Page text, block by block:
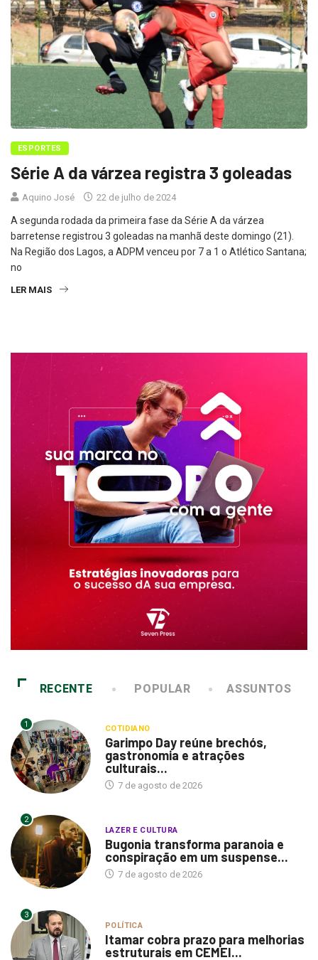
ESPORTES
Série A da várzea registra 3 goleadas
Aquino José 22 de julho de 2024
A segunda rodada da primeira fase da Série A da várzea
barretense registrou 3 goleadas na manhã deste domingo (21).
Na Região dos Lagos, a ADPM venceu por 7 a 1 o Atlético Santana;
no
LER MAIS
RECENTE POPULAR ASSUNTOS
1 COTIDIANO
Garimpo Day reúne brechós,
gastronomia e atrações
culturais...
7 de agosto de 2026
2
LAZER E CULTURA
Bugonia transforma paranoia e
conspiração em um suspense...
7 de agosto de 2026
3
POLÍTICA
Itamar cobra prazo para melhorias
estruturais em CEMEI...